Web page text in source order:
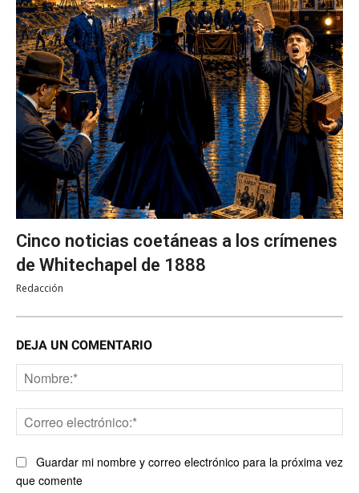
Cinco noticias coetáneas a los crímenes
de Whitechapel de 1888
Redacción
DEJA UN COMENTARIO
Guardar mi nombre y correo electrónico para la próxima vez
que comente